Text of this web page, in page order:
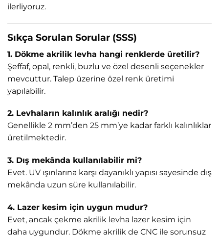
ilerliyoruz.
Sıkça Sorulan Sorular (SSS)
1. Dökme akrilik levha hangi renklerde üretilir?
Şeffaf, opal, renkli, buzlu ve özel desenli seçenekler
mevcuttur. Talep üzerine özel renk üretimi
yapılabilir.
2. Levhaların kalınlık aralığı nedir?
Genellikle 2 mm’den 25 mm’ye kadar farklı kalınlıklar
üretilmektedir.
3. Dış mekânda kullanılabilir mi?
Evet. UV ışınlarına karşı dayanıklı yapısı sayesinde dış
mekânda uzun süre kullanılabilir.
4. Lazer kesim için uygun mudur?
Evet, ancak çekme akrilik levha lazer kesim için
daha uygundur. Dökme akrilik de CNC ile sorunsuz